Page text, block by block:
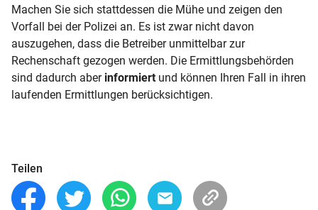
Machen Sie sich stattdessen die Mühe und zeigen den
Vorfall bei der Polizei an. Es ist zwar nicht davon
auszugehen, dass die Betreiber unmittelbar zur
Rechenschaft gezogen werden. Die Ermittlungsbehörden
sind dadurch aber informiert und können Ihren Fall in ihren
laufenden Ermittlungen berücksichtigen.
Teilen